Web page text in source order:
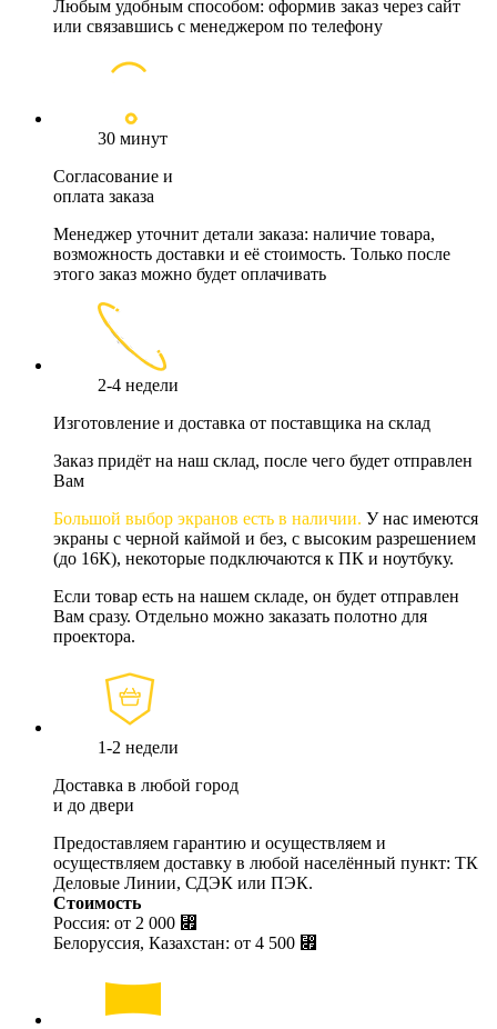
Любым удобным способом: оформив заказ через сайт
или связавшись с менеджером по телефону
30 минут
Согласование и
оплата заказа
Менеджер уточнит детали заказа: наличие товара,
возможность доставки и её стоимость. Только после
этого заказ можно будет оплачивать
2-4 недели
Изготовление и доставка от поставщика на склад
Заказ придёт на наш склад, после чего будет отправлен
Вам
Большой выбор экранов есть в наличии. У нас имеются
экраны с черной каймой и без, с высоким разрешением
(до 16К), некоторые подключаются к ПК и ноутбуку.
Если товар есть на нашем складе, он будет отправлен
Вам сразу. Отдельно можно заказать полотно для
проектора.
1-2 недели
Доставка в любой город
и до двери
Предоставляем гарантию и осуществляем и
осуществляем доставку в любой населённый пункт: ТК
Деловые Линии, СДЭК или ПЭК.
Стоимость
Россия: от 2 000 ⃏
Белоруссия, Казахстан: от 4 500 ⃏